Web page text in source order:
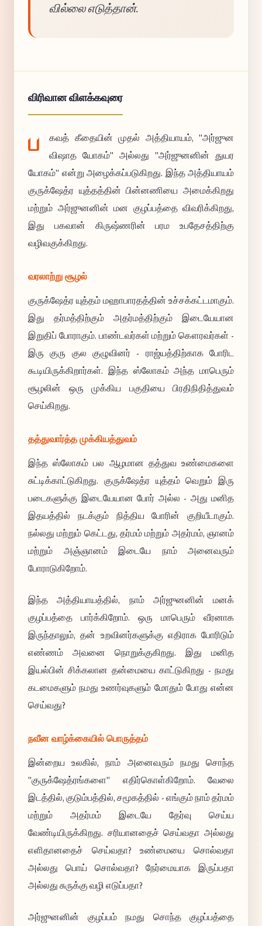
வில்லை எடுத்தான்.
விரிவான விளக்கவுரை
ப
கவத் கீதையின் முதல் அத்தியாயம், "அர்ஜுன
விஷாத யோகம்" அல்லது "அர்ஜுனனின் துயர
யோகம்" என்று அழைக்கப்படுகிறது. இந்த அத்தியாயம்
குருக்ஷேத்ர யுத்தத்தின் பின்னணியை அமைக்கிறது
மற்றும் அர்ஜுனனின் மன குழப்பத்தை விவரிக்கிறது,
இது பகவான் கிருஷ்ணரின் பரம உபதேசத்திற்கு
வழிவகுக்கிறது.
வரலாற்று சூழல்
குருக்ஷேத்ர யுத்தம் மஹாபாரதத்தின் உச்சக்கட்டமாகும்.
இது தர்மத்திற்கும் அதர்மத்திற்கும் இடையேயான
இறுதிப் போராகும். பாண்டவர்கள் மற்றும் கௌரவர்கள் -
இரு குரு குல குழுவினர் - ராஜ்யத்திற்காக போரிட
கூடியிருக்கிறார்கள். இந்த ஸ்லோகம் அந்த மாபெரும்
சூழலின் ஒரு முக்கிய பகுதியை பிரதிநிதித்துவம்
செய்கிறது.
தத்துவார்த்த முக்கியத்துவம்
இந்த ஸ்லோகம் பல ஆழமான தத்துவ உண்மைகளை
சுட்டிக்காட்டுகிறது. குருக்ஷேத்ர யுத்தம் வெறும் இரு
படைகளுக்கு இடையேயான போர் அல்ல - அது மனித
இதயத்தில் நடக்கும் நித்திய போரின் குறியீடாகும்.
நல்லது மற்றும் கெட்டது, தர்மம் மற்றும் அதர்மம், ஞானம்
மற்றும் அஞ்ஞானம் இடையே நாம் அனைவரும்
போராடுகிறோம்.
இந்த அத்தியாயத்தில், நாம் அர்ஜுனனின் மனக்
குழப்பத்தை பார்க்கிறோம். ஒரு மாபெரும் வீரனாக
இருந்தாலும், தன் உறவினர்களுக்கு எதிராக போரிடும்
எண்ணம் அவனை நொறுக்குகிறது. இது மனித
இயல்பின் சிக்கலான தன்மையை காட்டுகிறது - நமது
கடமைகளும் நமது உணர்வுகளும் மோதும் போது என்ன
செய்வது?
நவீன வாழ்க்கையில் பொருத்தம்
இன்றைய உலகில், நாம் அனைவரும் நமது சொந்த
"குருக்ஷேத்ரங்களை" எதிர்கொள்கிறோம். வேலை
இடத்தில், குடும்பத்தில், சமூகத்தில் - எங்கும் நாம் தர்மம்
மற்றும் அதர்மம் இடையே தேர்வு செய்ய
வேண்டியிருக்கிறது. சரியானதைச் செய்வதா அல்லது
எளிதானதைச் செய்வதா? உண்மையை சொல்வதா
அல்லது பொய் சொல்வதா? நேர்மையாக இருப்பதா
அல்லது சுருக்கு வழி எடுப்பதா?
அர்ஜுனனின் குழப்பம் நமது சொந்த குழப்பத்தை